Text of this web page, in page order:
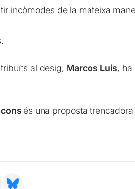
incòmodes de la mateixa
al desig, Marcos Luis, ha
és una proposta